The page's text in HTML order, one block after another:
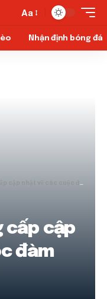
Aa
Nhận định bóng đá
cấp cập
đàm